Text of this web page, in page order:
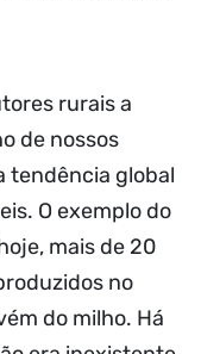
rurais a
de nossos
tendência global
O exemplo do
mais de 20
no
do milho. Há